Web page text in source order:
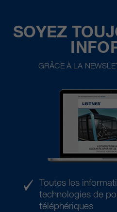
SOYEZ
GRÂCE À LA
Toutes les
technologies de
téléphériques